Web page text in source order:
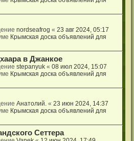
nordseafrog «23 авг 2024, 05:17
Крымская доска объявлений для
в Джанкое
stepanyuk «08 июл 2024, 15:07
Крымская доска объявлений для
Анатолий. «23 июн 2024, 14:37
Крымская доска объявлений для
Сеттера